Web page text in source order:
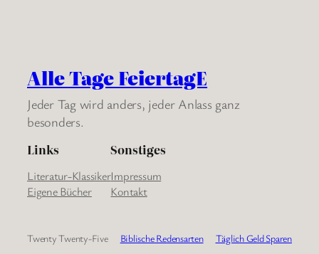
Alle Tage FeiertagE
Jeder Tag wird anders, jeder Anlass ganz
besonders.
Links
Literatur-Klassiker
Eigene Bücher
Sonstiges
Impressum
Kontakt
Twenty Twenty-Five Biblische Redensarten Täglich Geld Sparen